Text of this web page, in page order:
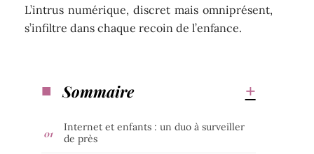
L’intrus numérique, discret mais omniprésent,
s’infiltre dans chaque recoin de l’enfance.
Sommaire
Internet et enfants : un duo à surveiller
de près